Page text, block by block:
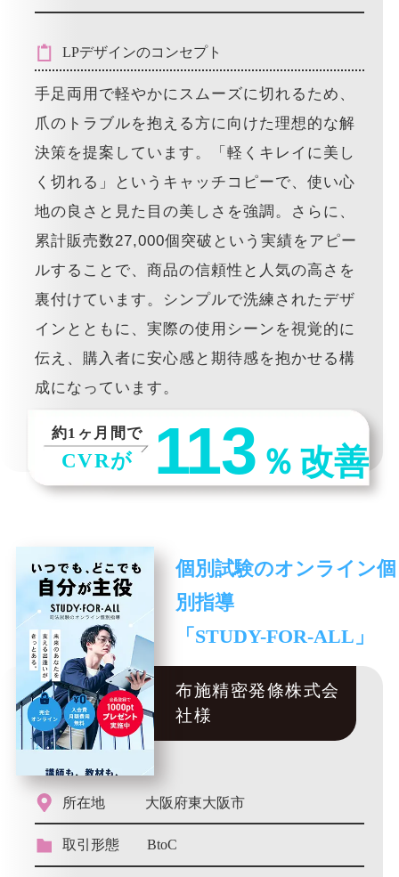
LPデザインのコンセプト
手足両用で軽やかにスムーズに切れるため、
爪のトラブルを抱える方に向けた理想的な解
決策を提案しています。「軽くキレイに美し
く切れる」というキャッチコピーで、使い心
地の良さと見た目の美しさを強調。さらに、
累計販売数27,000個突破という実績をアピー
ルすることで、商品の信頼性と人気の高さを
裏付けています。シンプルで洗練されたデザ
インとともに、実際の使用シーンを視覚的に
伝え、購入者に安心感と期待感を抱かせる構
成になっています。
約1ヶ月間で
CVRが 113 ％ 改善
個別試験のオンライン個
別指導
「STUDY-FOR-ALL」
布施精密発條株式会
社様
所在地 大阪府東大阪市
取引形態 BtoC